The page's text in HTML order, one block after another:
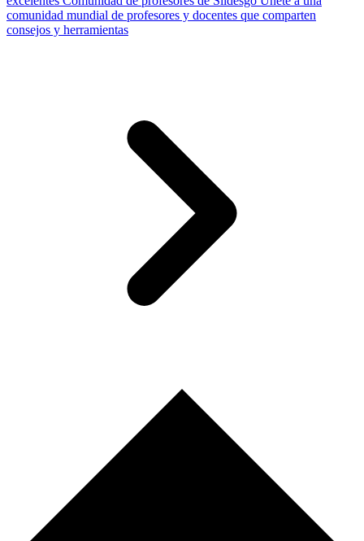
comunidad mundial de profesores y docentes que comparten
consejos y herramientas